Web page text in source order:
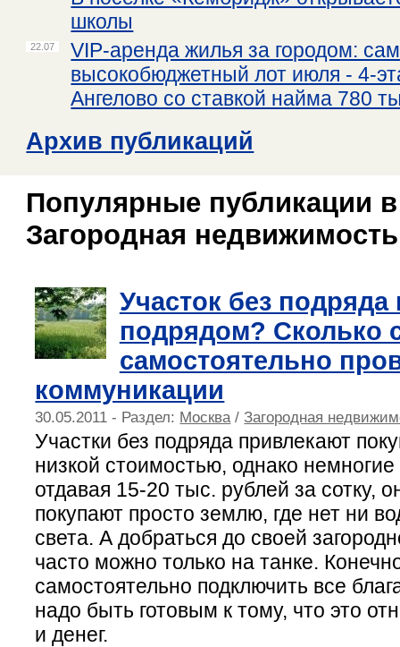
школы
22.07
VIP-аренда жилья за городом:
высокобюджетный лот июля - 4-
Ангелово со ставкой найма 780
Архив публикаций
Популярные публикации
Загородная
Участок без подряда
подрядом? Сколько
самостоятельно
коммуникации
30.05.2011 - Раздел: Москва /Загородная
Участки без подряда привлекают
низкой стоимостью, однако
отдавая 15-20 тыс. рублей за сотку,
покупают просто землю, где нет ни
света. А добраться до своей
часто можно только на танке.
самостоятельно подключить все
надо быть готовым к тому, что это
и денег.